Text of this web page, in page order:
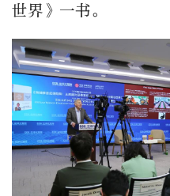
世界》一书。